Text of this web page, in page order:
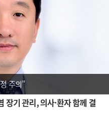
주의”
장기 관리, 의사·환자 함께 결